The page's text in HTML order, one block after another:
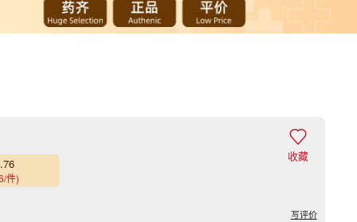
写评价
件)

收藏